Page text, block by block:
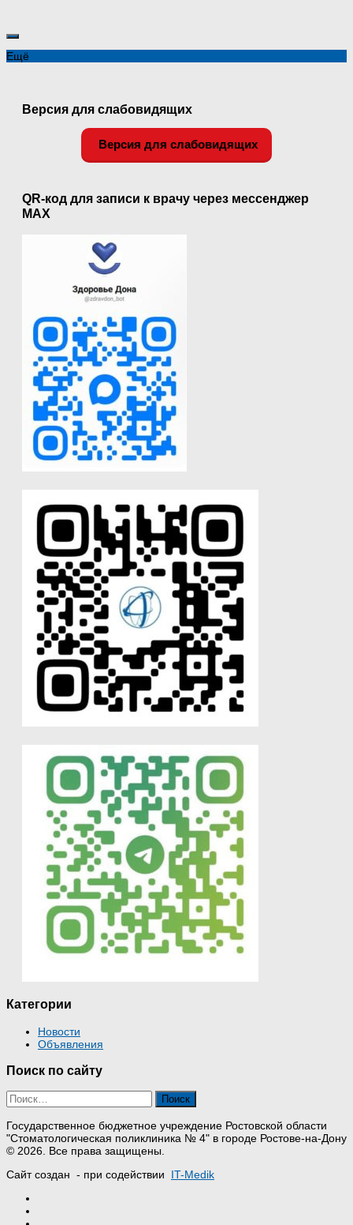
Ещё
Версия для слабовидящих
Версия для слабовидящих
QR-код для записи к врачу через мессенджер
MAX
Категории
Новости
Объявления
Поиск по сайту
Найти:
Государственное бюджетное учреждение Ростовской области
"Стоматологическая поликлиника № 4" в городе Ростове-на-Дону
© 2026. Все права защищены.
Сайт создан - при содействии IT-Medik